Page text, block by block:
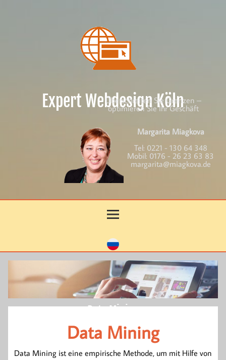
Expert Webdesign Köln
Überschreiten Sie Grenzen –
optimieren Sie Ihr Geschäft
Margarita Miagkova
Tel: 0221 - 130 64 348
Mobil: 0176 - 26 23 63 83
margarita@miagkova.de
Data Mining
Data Mining
Data Mining ist eine empirische Methode, um mit Hilfe von